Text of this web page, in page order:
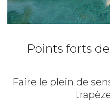
Points forts
Faire le plein de